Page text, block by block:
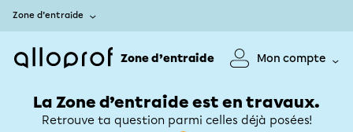
Zone d’entraide
Zone d’entraide Mon compte
La Zone d’entraide est en travaux.
Retrouve ta question parmi celles déjà posées!